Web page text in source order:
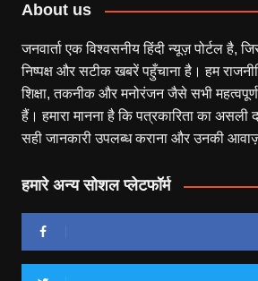
About us
जनवार्ता एक विश्वसनीय हिंदी न्यूज़ पोर्टल है,
निष्पक्ष और सटीक खबरें पहुँचाना है। हम
शिक्षा, तकनीक और मनोरंजन जैसे सभी
हैं। हमारा मानना है कि पत्रकारिता का असली
सही जानकारी उपलब्ध कराना और उनकी
हमारे अन्य सोशल प्लेटफॉर्म